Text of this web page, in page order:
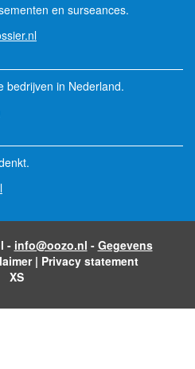
en surseances.
bedrijven in Nederland.
- info@oozo.nl - Gegevens
| Privacy statement
XS